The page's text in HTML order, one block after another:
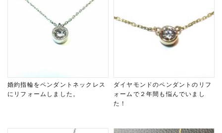
婚約指輪をペンダントネックレス
にリフォームしました。
ダイヤモンドのペンダントのリフ
ォームで２年間も悩んでいまし
た！